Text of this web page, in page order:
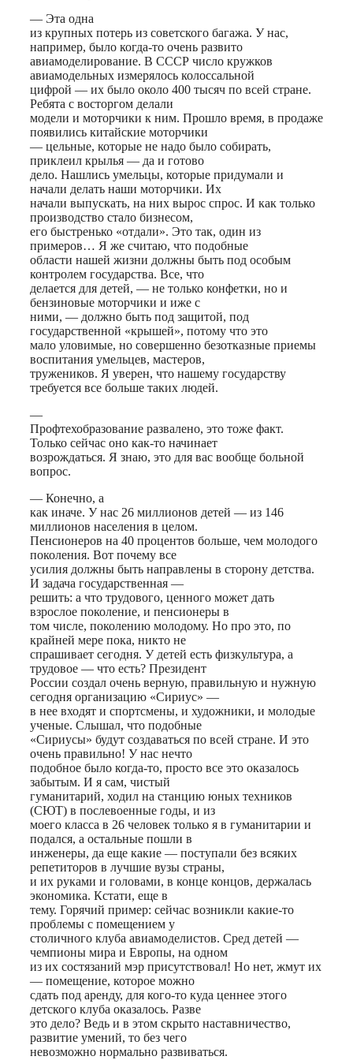
— Эта одна
из крупных потерь из советского багажа. У нас,
например, было когда-то очень развито
авиамоделирование. В СССР число кружков
авиамодельных измерялось колоссальной
цифрой — их было около 400 тысяч по всей стране.
Ребята с восторгом делали
модели и моторчики к ним. Прошло время, в продаже
появились китайские моторчики
— цельные, которые не надо было собирать,
приклеил крылья — да и готово
дело. Нашлись умельцы, которые придумали и
начали делать наши моторчики. Их
начали выпускать, на них вырос спрос. И как только
производство стало бизнесом,
его быстренько «отдали». Это так, один из
примеров… Я же считаю, что подобные
области нашей жизни должны быть под особым
контролем государства. Все, что
делается для детей, — не только конфетки, но и
бензиновые моторчики и иже с
ними, — должно быть под защитой, под
государственной «крышей», потому что это
мало уловимые, но совершенно безотказные приемы
воспитания умельцев, мастеров,
тружеников. Я уверен, что нашему государству
требуется все больше таких людей.
—
Профтехобразование развалено, это тоже факт.
Только сейчас оно как-то начинает
возрождаться. Я знаю, это для вас вообще больной
вопрос.
— Конечно, а
как иначе. У нас 26 миллионов детей — из 146
миллионов населения в целом.
Пенсионеров на 40 процентов больше, чем молодого
поколения. Вот почему все
усилия должны быть направлены в сторону детства.
И задача государственная —
решить: а что трудового, ценного может дать
взрослое поколение, и пенсионеры в
том числе, поколению молодому. Но про это, по
крайней мере пока, никто не
спрашивает сегодня. У детей есть физкультура, а
трудовое — что есть? Президент
России создал очень верную, правильную и нужную
сегодня организацию «Сириус» —
в нее входят и спортсмены, и художники, и молодые
ученые. Слышал, что подобные
«Сириусы» будут создаваться по всей стране. И это
очень правильно! У нас нечто
подобное было когда-то, просто все это оказалось
забытым. И я сам, чистый
гуманитарий, ходил на станцию юных техников
(СЮТ) в послевоенные годы, и из
моего класса в 26 человек только я в гуманитарии и
подался, а остальные пошли в
инженеры, да еще какие — поступали без всяких
репетиторов в лучшие вузы страны,
и их руками и головами, в конце концов, держалась
экономика. Кстати, еще в
тему. Горячий пример: сейчас возникли какие-то
проблемы с помещением у
столичного клуба авиамоделистов. Сред детей —
чемпионы мира и Европы, на одном
из их состязаний мэр присутствовал! Но нет, жмут их
— помещение, которое можно
сдать под аренду, для кого-то куда ценнее этого
детского клуба оказалось. Разве
это дело? Ведь и в этом скрыто наставничество,
развитие умений, то без чего
невозможно нормально развиваться.